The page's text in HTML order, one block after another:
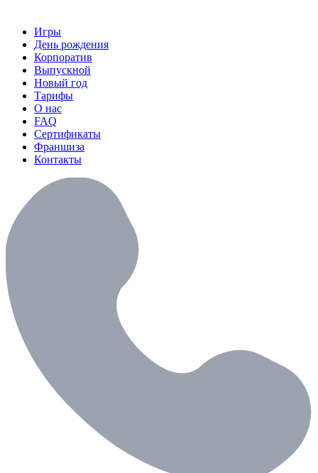
Игры
День рождения
Корпоратив
Выпускной
Новый год
Тарифы
О нас
FAQ
Сертификаты
Франшиза
Контакты